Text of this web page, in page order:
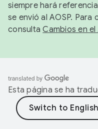
siempre hará
se envió al AOSP.
consultaCambios en el
Esta página se ha